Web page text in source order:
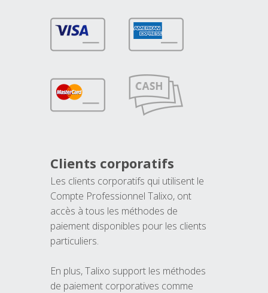
Clients corporatifs
Les clients corporatifs qui utilisent le
Compte Professionnel Talixo, ont
accès à tous les méthodes de
paiement disponibles pour les clients
particuliers.
En plus, Talixo support les méthodes
de paiement corporatives comme